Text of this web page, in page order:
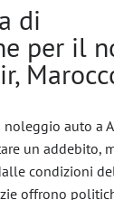
di
per il
auto a
un addebito,
condizioni
offrono